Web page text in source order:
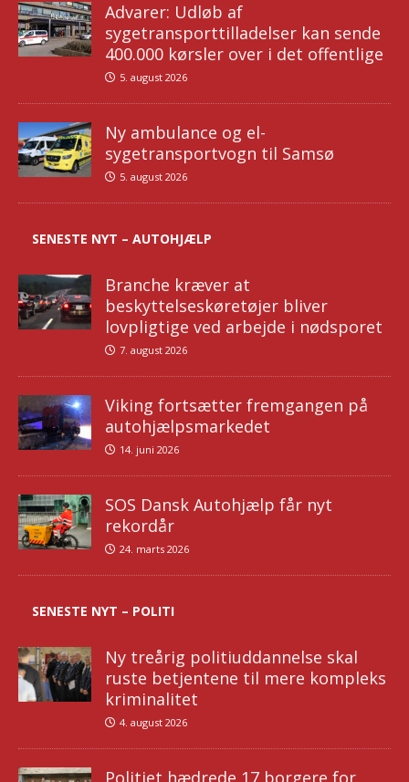
Advarer: Udløb af
sygetransporttilladelser kan sende
400.000 kørsler over i det offentlige
5. august 2026
Ny ambulance og el-
sygetransportvogn til Samsø
5. august 2026
SENESTE NYT – AUTOHJÆLP
Branche kræver at
beskyttelseskøretøjer bliver
lovpligtige ved arbejde i nødsporet
7. august 2026
Viking fortsætter fremgangen på
autohjælpsmarkedet
14. juni 2026
SOS Dansk Autohjælp får nyt
rekordår
24. marts 2026
SENESTE NYT – POLITI
Ny treårig politiuddannelse skal
ruste betjentene til mere kompleks
kriminalitet
4. august 2026